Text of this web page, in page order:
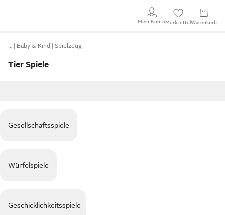
Mein KontoMerkzettel Warenkorb
… Baby & Kind Spielzeug
Tier Spiele
Gesellschaftsspiele
Würfelspiele
Geschicklichkeitsspiele